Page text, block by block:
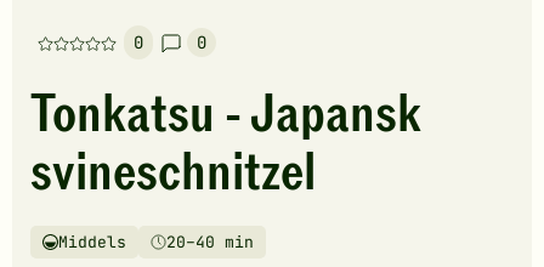
0
Denne
har
foreløpig
ingen
vurderinger.
den
0
Tonkatsu - Japansk
svineschnitzel
Vanskelighetsgrad
Middels
Tilberedningstid20–40 min